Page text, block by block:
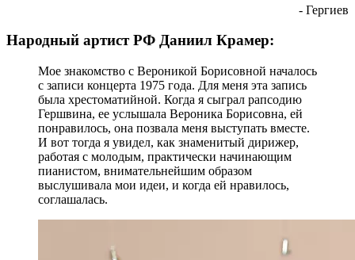
- Гергиев
Народный артист РФ Даниил Крамер:
Мое знакомство с Вероникой Борисовной началось
с записи концерта 1975 года. Для меня эта запись
была хрестоматийной. Когда я сыграл рапсодию
Гершвина, ее услышала Вероника Борисовна, ей
понравилось, она позвала меня выступать вместе.
И вот тогда я увидел, как знаменитый дирижер,
работая с молодым, практически начинающим
пианистом, внимательнейшим образом
выслушивала мои идеи, и когда ей нравилось,
соглашалась.